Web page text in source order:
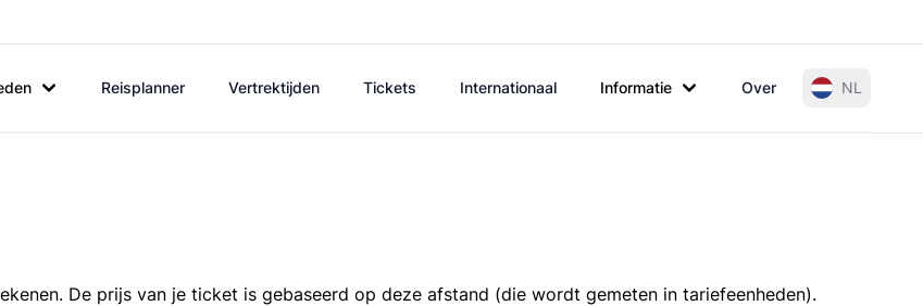
Reisplanner Vertrektijden Tickets Internationaal Informatie Over NL
De prijs van je ticket is gebaseerd op deze afstand (die wordt gemeten in tariefeenheden).